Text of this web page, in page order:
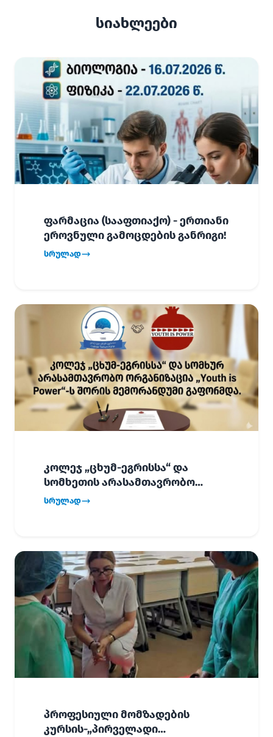
სიახლეები
ფარმაცია (სააფთიაქო) - ერთიანი
ეროვნული გამოცდების განრიგი!
სრულად
კოლეჯ „ცხუმ-ეგრისსა“ და
სომხეთის არასამთავრობო
ორგანიზაცია „Youth is Power“-ს
სრულად
პროფესიული მომზადების
კურსის-„პირველადი